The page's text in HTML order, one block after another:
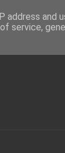
address and
service,